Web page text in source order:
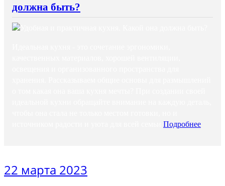
должна быть?
Подробнее
22 марта 2023